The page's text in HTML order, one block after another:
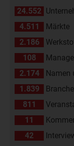
24.552
4.511
Märkte
2.186
108
2.174
Namen
1.839
Branche
811
11
42